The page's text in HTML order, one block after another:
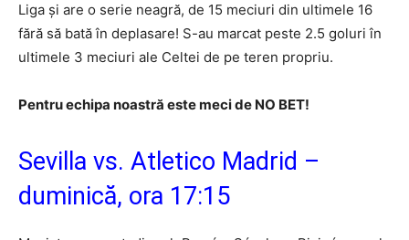
Liga şi are o serie neagră, de 15 meciuri din ultimele 16
fără să bată în deplasare! S-au marcat peste 2.5 goluri în
ultimele 3 meciuri ale Celtei de pe teren propriu.
Pentru echipa noastră este meci de NO BET!
Sevilla vs. Atletico Madrid –
duminică, ora 17:15